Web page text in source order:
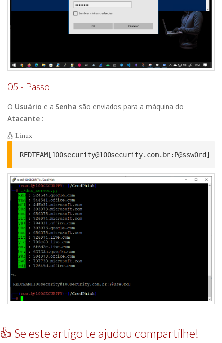
05 - Passo
O Usuário e a Senha são enviados para a máquina do
Atacante :
Linux
REDTEAM[100security@100security.com.br:P@ssw0rd]
👍 Se este artigo te ajudou compartilhe!